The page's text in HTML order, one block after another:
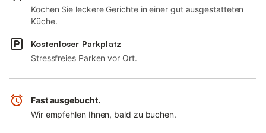
Kochen Sie leckere Gerichte in einer gut ausgestatteten
Küche.
Kostenloser Parkplatz
Stressfreies Parken vor Ort.
Fast ausgebucht.
Wir empfehlen Ihnen, bald zu buchen.